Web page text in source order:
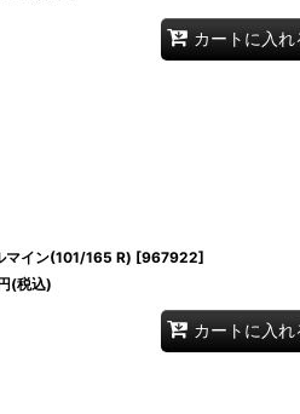
カートに入れ
マイン(101/165 R) [967922]
(税込)
カートに入れ